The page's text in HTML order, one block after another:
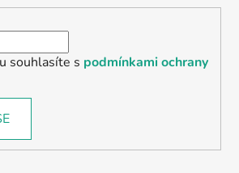
souhlasíte s podmínkami ochrany